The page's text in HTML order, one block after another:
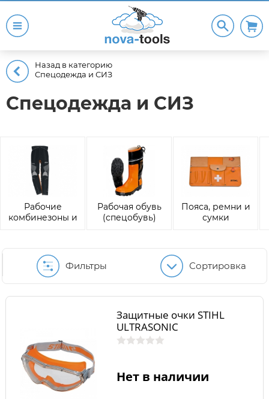
Назад в категорию
Спецодежда и СИЗ
Спецодежда и СИЗ
Рабочие
комбинезоны и
Рабочая обувь
(спецобувь)
Пояса, ремни и
сумки
Фильтры Сортировка
Защитные очки STIHL
ULTRASONIC
Нет в наличии